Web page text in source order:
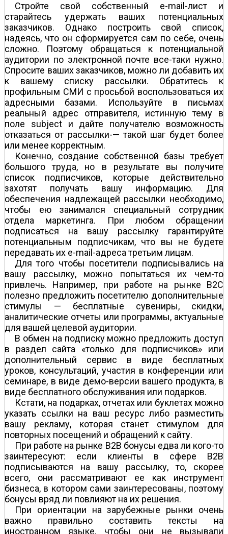
Стройте свой собственный e-mail-лист и
старайтесь удержать ваших потенциальных
заказчиков. Однако построить свой список,
надеясь, что он сформируется сам по себе, очень
сложно. Поэтому обращаться к потенциальной
аудитории по электронной почте все-таки нужно.
Спросите ваших заказчиков, можно ли добавить их
к вашему списку рассылки. Обратитесь к
профильным СМИ с просьбой воспользоваться их
адресными базами. Используйте в письмах
реальный адрес отправителя, истинную тему в
поле subject и дайте получателю возможность
отказаться от рассылки-— такой шаг будет более
или менее корректным.
Конечно, создание собственной базы требует
большого труда, но в результате вы получите
список подписчиков, которые действительно
захотят получать вашу информацию. Для
обеспечения надлежащей рассылки необходимо,
чтобы ею занимался специальный сотрудник
отдела маркетинга. При любом обращении
подписаться на вашу рассылку гарантируйте
потенциальным подписчикам, что вы не будете
передавать их e-mail-адреса третьим лицам.
Для того чтобы посетители подписывались на
вашу рассылку, можно попытаться их чем-то
привлечь. Например, при работе на рынке B2C
полезно предложить посетителю дополнительные
стимулы — бесплатные сувениры, скидки,
аналитические отчеты или программы, актуальные
для вашей целевой аудитории.
В обмен на подписку можно предложить доступ
в раздел сайта «только для подписчиков» или
дополнительный сервис в виде бесплатных
уроков, консультаций, участия в конференции или
семинаре, в виде демо-версии вашего продукта, в
виде бесплатного обслуживания или подарков.
Кстати, на подарках, отчетах или буклетах можно
указать ссылки на ваш ресурс либо разместить
вашу рекламу, которая станет стимулом для
повторных посещений и обращений к сайту.
При работе на рынке В2В бонусы едва ли кого-то
заинтересуют: если клиенты в сфере В2В
подписываются на вашу рассылку, то, скорее
всего, они рассматривают ее как инструмент
бизнеса, в котором сами заинтересованы, поэтому
бонусы вряд ли повлияют на их решения.
При ориентации на зарубежные рынки очень
важно правильно составить тексты на
иностранном языке, чтобы они не вызывали